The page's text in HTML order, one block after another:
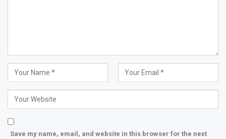
Save my name, email, and website in this browser for the next